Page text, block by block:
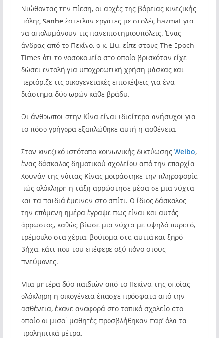
Νιώθοντας την πίεση, οι αρχές της βόρειας κινεζικής
πόλης Sanhe έστειλαν εργάτες με στολές hazmat για
να απολυμάνουν τις πανεπιστημιουπόλεις. Ένας
άνδρας από το Πεκίνο, ο κ. Liu, είπε στους The Epoch
Times ότι το νοσοκομείο στο οποίο βρισκόταν είχε
δώσει εντολή για υποχρεωτική χρήση μάσκας και
περιόριζε τις οικογενειακές επισκέψεις για ένα
διάστημα δύο ωρών κάθε βράδυ.
Οι άνθρωποι στην Κίνα είναι ιδιαίτερα ανήσυχοι για
το πόσο γρήγορα εξαπλώθηκε αυτή η ασθένεια.
Στον κινεζικό ιστότοπο κοινωνικής δικτύωσης Weibo,
ένας δάσκαλος δημοτικού σχολείου από την επαρχία
Χουνάν της νότιας Κίνας μοιράστηκε την πληροφορία
πώς ολόκληρη η τάξη αρρώστησε μέσα σε μια νύχτα
και τα παιδιά έμειναν στο σπίτι. Ο ίδιος δάσκαλος
την επόμενη ημέρα έγραψε πως είναι και αυτός
άρρωστος, καθώς βίωσε μια νύχτα με υψηλό πυρετό,
τρέμουλο στα χέρια, βούισμα στα αυτιά και ξηρό
βήχα, κάτι που του επέφερε οξύ πόνο στους
πνεύμονες.
Μια μητέρα δύο παιδιών από το Πεκίνο, της οποίας
ολόκληρη η οικογένεια έπασχε πρόσφατα από την
ασθένεια, έκανε αναφορά στο τοπικό σχολείο στο
οποίο οι μισοί μαθητές προσβλήθηκαν παρ’ όλα τα
προληπτικά μέτρα.